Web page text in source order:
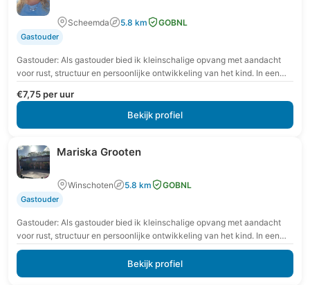
Scheemda 5.8 km GOBNL
Gastouder
Gastouder: Als gastouder bied ik kleinschalige opvang met aandacht
voor rust, structuur en persoonlijke ontwikkeling van het kind. In een
€7,75 per uur
Bekijk profiel
Mariska Grooten
Winschoten 5.8 km GOBNL
Gastouder
Gastouder: Als gastouder bied ik kleinschalige opvang met aandacht
voor rust, structuur en persoonlijke ontwikkeling van het kind. In een
veilige en vertrouwde omgeving krijgt…
Bekijk profiel